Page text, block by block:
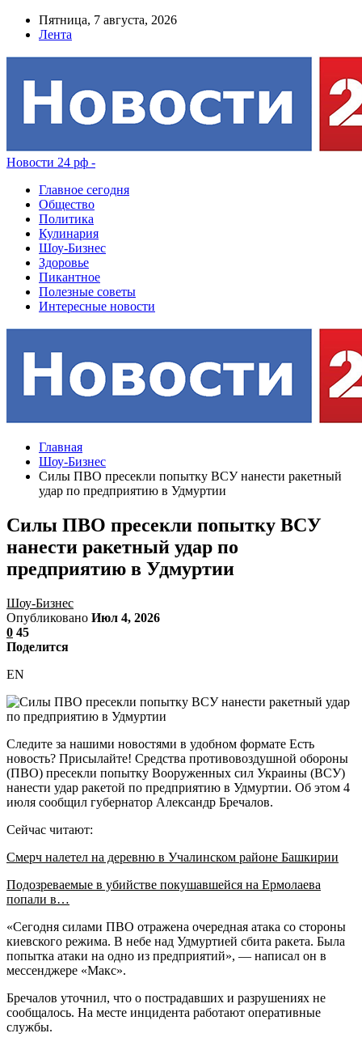
Пятница, 7 августа, 2026
Лента
Новости 24 рф -
Главное сегодня
Общество
Политика
Кулинария
Шоу-Бизнес
Здоровье
Пикантное
Полезные советы
Интересные новости
Главная
Шоу-Бизнес
Силы ПВО пресекли попытку ВСУ нанести ракетный
удар по предприятию в Удмуртии
Силы ПВО пресекли попытку ВСУ
нанести ракетный удар по
предприятию в Удмуртии
Шоу-Бизнес
Опубликовано Июл 4, 2026
0 45
Поделится
EN
Следите за нашими новостями в удобном формате Есть
новость? Присылайте! Средства противовоздушной обороны
(ПВО) пресекли попытку Вооруженных сил Украины (ВСУ)
нанести удар ракетой по предприятию в Удмуртии. Об этом 4
июля сообщил губернатор Александр Бречалов.
Сейчас читают:
Смерч налетел на деревню в Учалинском районе Башкирии
Подозреваемые в убийстве покушавшейся на Ермолаева
попали в…
«Сегодня силами ПВО отражена очередная атака со стороны
киевского режима. В небе над Удмуртией сбита ракета. Была
попытка атаки на одно из предприятий», — написал он в
мессенджере «Макс».
Бречалов уточнил, что о пострадавших и разрушениях не
сообщалось. На месте инцидента работают оперативные
службы.